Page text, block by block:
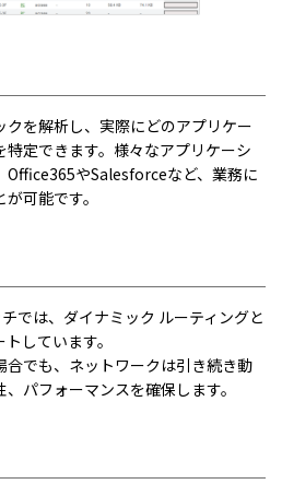
を解析し、実際にどのアプリケー
定できます。様々なアプリケーシ
Office365やSalesforceなど、業務に
可能です。
では、ダイナミック ルーティングと
しています。
合でも、ネットワークは引き続き動
パフォーマンスを確保します。